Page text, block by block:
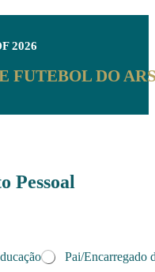
2026
FUTEBOL DO
Pessoal
Pai/Encarregado